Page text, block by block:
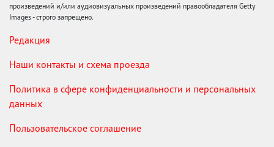
произведений и/или аудиовизуальных произведений правообладателя Getty
Images - строго запрещено.
Редакция
Наши контакты и схема проезда
Политика в сфере конфиденциальности и персональных
данных
Пользовательское соглашение